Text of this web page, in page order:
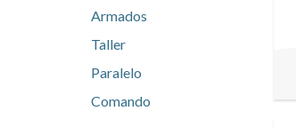
Armados
Taller
Paralelo
Comando